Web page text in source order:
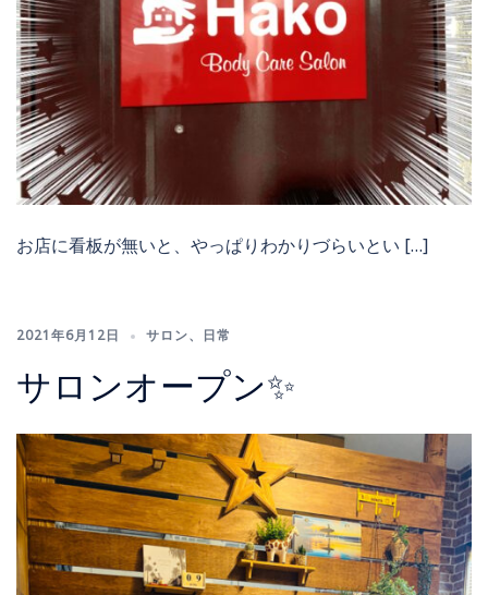
お店に看板が無いと、やっぱりわかりづらいとい […]
2021年6月12日 サロン、 日常
サロンオープン✨